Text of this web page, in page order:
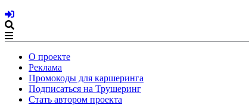
О проекте
Реклама
Промокоды для каршеринга
Подписаться на Трушеринг
Стать автором проекта